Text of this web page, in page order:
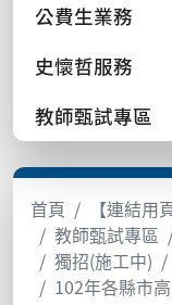
公費生業務
史懷哲服務
教師甄試專區
首頁 【連結用
教師甄試專區
獨招(施工中)
102年各縣市